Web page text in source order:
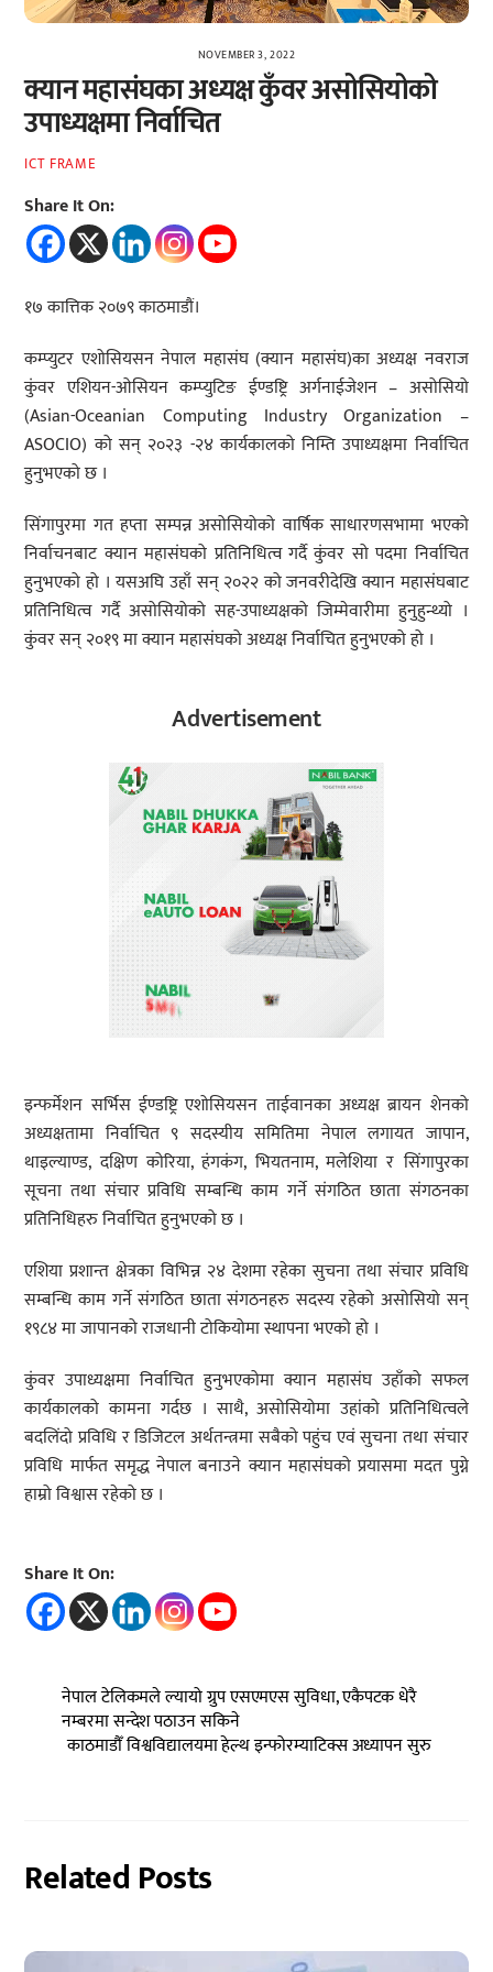
NOVEMBER 3, 2022
क्यान महासंघका अध्यक्ष कुँवर असोसियोको
उपाध्यक्षमा निर्वाचित
ICT FRAME
Share It On:
१७ कात्तिक २०७९ काठमाडौं।
कम्प्युटर एशोसियसन नेपाल महासंघ (क्यान महासंघ)का अध्यक्ष नवराज
कुंवर एशियन-ओसियन कम्प्युटिङ ईण्डष्ट्रि अर्गनाईजेशन – असोसियो
(Asian-Oceanian Computing Industry Organization –
ASOCIO) को सन् २०२३ -२४ कार्यकालको निम्ति उपाध्यक्षमा निर्वाचित
हुनुभएको छ ।
सिंगापुरमा गत हप्ता सम्पन्न असोसियोको वार्षिक साधारणसभामा भएको
निर्वाचनबाट क्यान महासंघको प्रतिनिधित्व गर्दै कुंवर सो पदमा निर्वाचित
हुनुभएको हो । यसअघि उहाँ सन् २०२२ को जनवरीदेखि क्यान महासंघबाट
प्रतिनिधित्व गर्दै असोसियोको सह-उपाध्यक्षको जिम्मेवारीमा हुनुहुन्थ्यो ।
कुंवर सन् २०१९ मा क्यान महासंघको अध्यक्ष निर्वाचित हुनुभएको हो ।
Advertisement
इन्फर्मेशन सर्भिस ईण्डष्ट्रि एशोसियसन ताईवानका अध्यक्ष ब्रायन शेनको
अध्यक्षतामा निर्वाचित ९ सदस्यीय समितिमा नेपाल लगायत जापान,
थाइल्याण्ड, दक्षिण कोरिया, हंगकंग, भियतनाम, मलेशिया र सिंगापुरका
सूचना तथा संचार प्रविधि सम्बन्धि काम गर्ने संगठित छाता संगठनका
प्रतिनिधिहरु निर्वाचित हुनुभएको छ ।
एशिया प्रशान्त क्षेत्रका विभिन्न २४ देशमा रहेका सुचना तथा संचार प्रविधि
सम्बन्धि काम गर्ने संगठित छाता संगठनहरु सदस्य रहेको असोसियो सन्
१९८४ मा जापानको राजधानी टोकियोमा स्थापना भएको हो ।
कुंवर उपाध्यक्षमा निर्वाचित हुनुभएकोमा क्यान महासंघ उहाँको सफल
कार्यकालको कामना गर्दछ । साथै, असोसियोमा उहांको प्रतिनिधित्वले
बदलिंदो प्रविधि र डिजिटल अर्थतन्त्रमा सबैको पहुंच एवं सुचना तथा संचार
प्रविधि मार्फत समृद्ध नेपाल बनाउने क्यान महासंघको प्रयासमा मदत पुग्ने
हाम्रो विश्वास रहेको छ ।
Share It On:
नेपाल टेलिकमले ल्यायो ग्रुप एसएमएस सुविधा, एकैपटक धेरै
नम्बरमा सन्देश पठाउन सकिने
काठमाडौँ विश्वविद्यालयमा हेल्थ इन्फोरम्याटिक्स अध्यापन सुरु
Related Posts